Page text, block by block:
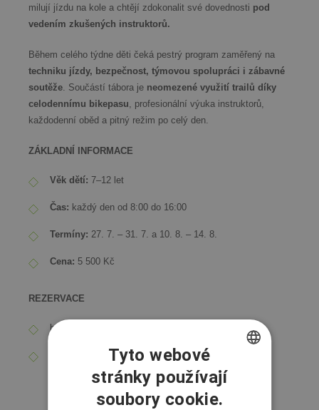
milují jízdu na kole a chtějí zdokonalit své dovednosti pod
vedením zkušených instruktorů.
Během celého týdne děti čeká pestrý program zaměřený na
techniku jízdy, bezpečnost, týmovou spolupráci i zábavné
soutěže. Součástí tábora je neomezené využití trailů díky
celodennímu bikepasu, profesionální výuka instruktorů,
každodenní oběd a pitný režim po celý den.
ZÁKLADNÍ INFORMACE
Věk dětí: 7–12 let
Čas: každý den od 8:00 do 16:00
Termíny: 27. 7. – 31. 7. a 10. 8. – 14. 8.
Cena: 5 500 Kč
REZERVACE
bajkovaskola@dolnimorava.cz
+ 420 737 261 018
CZECH
ENGLISH
Tyto webové
stránky používají
soubory cookie.